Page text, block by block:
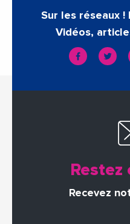
Sur les réseaux !
Vidéos,
Recevez